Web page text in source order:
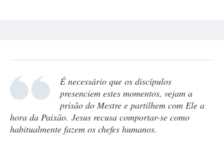
É necessário que os discípulos
presenciem estes momentos, vejam a
prisão do Mestre e partilhem com Ele a
hora da Paixão. Jesus recusa comportar-se como
habitualmente fazem os chefes humanos.